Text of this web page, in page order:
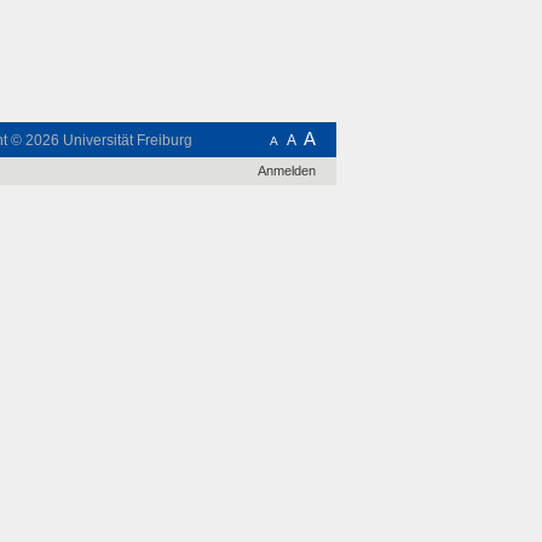
A A A
© 2026 Universität Freiburg
Anmelden